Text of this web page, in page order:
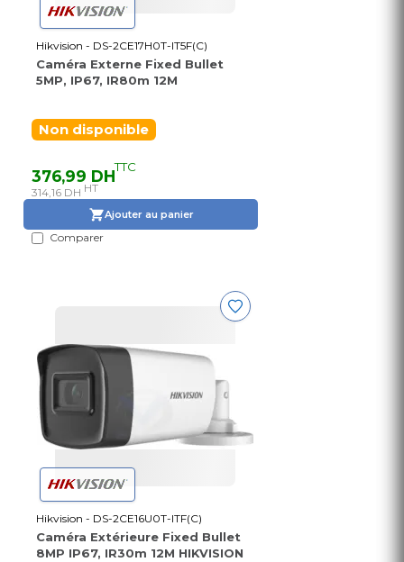
Hikvision - DS-2CE17H0T-IT5F(C)
Caméra Externe Fixed Bullet
5MP, IP67, IR80m 12M
Non disponible
376,99 DHTTC
314,16 DH HT
Ajouter au panier
Comparer
Hikvision - DS-2CE16U0T-ITF(C)
Caméra Extérieure Fixed Bullet
8MP IP67, IR30m 12M HIKVISION